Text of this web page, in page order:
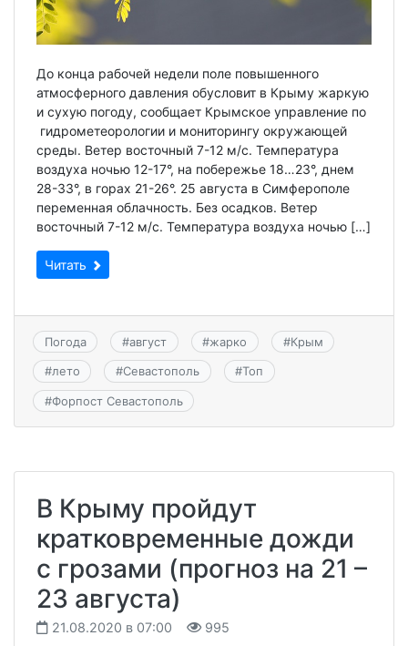
До конца рабочей недели поле повышенного
атмосферного давления обусловит в Крыму жаркую
и сухую погоду, сообщает Крымское управление по
гидрометеорологии и мониторингу окружающей
среды. Ветер восточный 7-12 м/с. Температура
воздуха ночью 12-17°, на побережье 18…23°, днем
28-33°, в горах 21-26°. 25 августа в Симферополе
переменная облачность. Без осадков. Ветер
восточный 7-12 м/с. Температура воздуха ночью […]
Читать
Погода #август #жарко #Крым
#лето #Севастополь #Топ
#Форпост Севастополь
В Крыму пройдут
кратковременные дожди
с грозами (прогноз на 21 –
23 августа)
21.08.2020 в 07:00 995